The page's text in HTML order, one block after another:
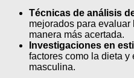
Técnicas de análisis
mejorados para
manera más acertada.
Investigaciones en
factores como la dieta y
masculina.